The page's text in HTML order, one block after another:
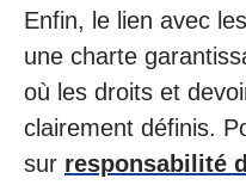
Enfin, le lien avec
une charte
où les droits et
clairement définis.
sur responsabilité